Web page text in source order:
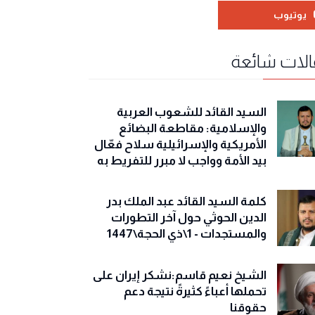
يوتيوب
شائعة
السيد القائد للشعوب العربية
والإسلامية: مقاطعة البضائع
الأمريكية والإسرائيلية سلاح فعّال
بيد الأمة وواجب لا مبرر للتفريط به
كلمة السيد القائد عبد الملك بدر
الدين الحوثي حول آخر التطورات
والمستجدات - 1\ذي الحجة\1447
الشيخ نعيم قاسم:نشكر إيران على
تحملها أعباءً كثيرةً نتيجة دعم
حقوقنا